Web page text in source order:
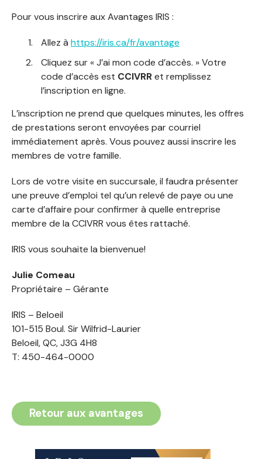
Pour vous inscrire aux Avantages IRIS :
Allez à https://iris.ca/fr/avantage
Cliquez sur « J’ai mon code d’accès. » Votre
code d’accès est CCIVRRet remplissez
l’inscription en ligne.
L’inscription ne prend que quelques minutes, les offres
de prestations seront envoyées par courriel
immédiatement après. Vous pouvez aussi inscrire les
membres de votre famille.
Lors de votre visite en succursale, il faudra présenter
une preuve d’emploi tel qu’un relevé de paye ou une
carte d’affaire pour confirmer à quelle entreprise
membre de la CCIVRR vous êtes rattaché.
IRIS vous souhaite la bienvenue!
Julie Comeau
Propriétaire – Gérante
IRIS – Beloeil
101-515 Boul. Sir Wilfrid-Laurier
Beloeil, QC, J3G 4H8
T: 450-464-0000
Retour aux avantages